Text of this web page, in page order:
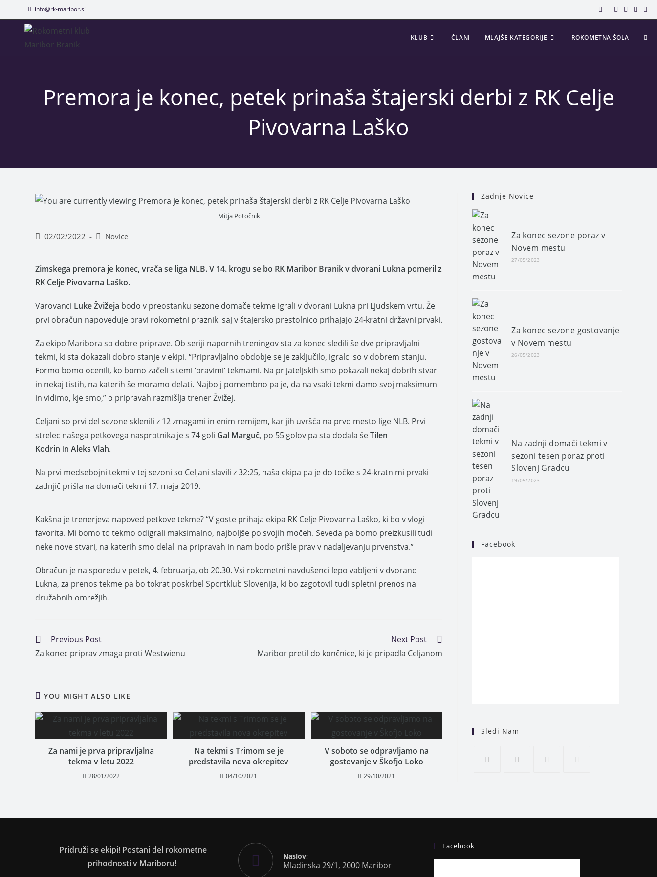
info@rk-maribor.si
KLUB ČLANI MLAJŠE KATEGORIJE ROKOMETNA ŠOLA
Premora je konec, petek prinaša štajerski derbi z RK Celje
Pivovarna Laško
Mitja Potočnik
02/02/2022 Novice
Zimskega premora je konec, vrača se liga NLB. V 14. krogu se bo RK Maribor Branik v dvorani Lukna pomeril z
RK Celje Pivovarna Laško.
Varovanci Luke Žvižeja bodo v preostanku sezone domače tekme igrali v dvorani Lukna pri Ljudskem vrtu. Že
prvi obračun napoveduje pravi rokometni praznik, saj v štajersko prestolnico prihajajo 24-kratni državni prvaki.
Za ekipo Maribora so dobre priprave. Ob seriji napornih treningov sta za konec sledili še dve pripravljalni
tekmi, ki sta dokazali dobro stanje v ekipi. “Pripravljalno obdobje se je zaključilo, igralci so v dobrem stanju.
Formo bomo ocenili, ko bomo začeli s temi ‘pravimi’ tekmami. Na prijateljskih smo pokazali nekaj dobrih stvari
in nekaj tistih, na katerih še moramo delati. Najbolj pomembno pa je, da na vsaki tekmi damo svoj maksimum
in vidimo, kje smo,” o pripravah razmišlja trener Žvižej.
Celjani so prvi del sezone sklenili z 12 zmagami in enim remijem, kar jih uvršča na prvo mesto lige NLB. Prvi
strelec našega petkovega nasprotnika je s 74 goli Gal Marguč, po 55 golov pa sta dodala šeTilen
Kodrin in Aleks Vlah.
Na prvi medsebojni tekmi v tej sezoni so Celjani slavili z 32:25, naša ekipa pa je do točke s 24-kratnimi prvaki
zadnjič prišla na domači tekmi 17. maja 2019.
Kakšna je trenerjeva napoved petkove tekme? “V goste prihaja ekipa RK Celje Pivovarna Laško, ki bo v vlogi
favorita. Mi bomo to tekmo odigrali maksimalno, najboljše po svojih močeh. Seveda pa bomo preizkusili tudi
neke nove stvari, na katerih smo delali na pripravah in nam bodo prišle prav v nadaljevanju prvenstva.”
Obračun je na sporedu v petek, 4. februarja, ob 20.30. Vsi rokometni navdušenci lepo vabljeni v dvorano
Lukna, za prenos tekme pa bo tokrat poskrbel Sportklub Slovenija, ki bo zagotovil tudi spletni prenos na
družabnih omrežjih.
Previous Post
Za konec priprav zmaga proti Westwienu
Next Post
Maribor pretil do končnice, ki je pripadla Celjanom
YOU MIGHT ALSO LIKE
Za nami je prva pripravljalna
tekma v letu 2022
28/01/2022
Na tekmi s Trimom se je
predstavila nova okrepitev
04/10/2021
V soboto se odpravljamo na
gostovanje v Škofjo Loko
29/10/2021
Zadnje Novice
Za konec sezone poraz v
Novem mestu
27/05/2023
Za konec sezone gostovanje
v Novem mestu
26/05/2023
Na zadnji domači tekmi v
sezoni tesen poraz proti
Slovenj Gradcu
19/05/2023
Facebook
Sledi Nam
Pridruži se ekipi! Postani del rokometne
prihodnosti v Mariboru!
Naslov:
Mladinska 29/1, 2000 Maribor
Facebook